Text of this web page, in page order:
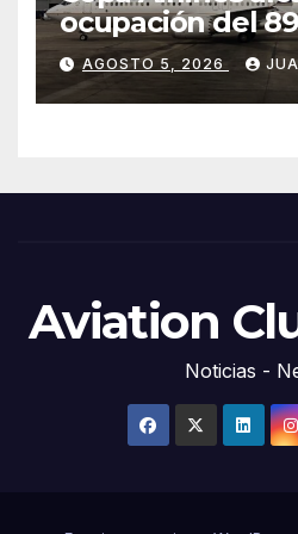
ocupación del
tras aumentar
tráfico de
AGOSTO 5, 2026
Aviation
Noticias -